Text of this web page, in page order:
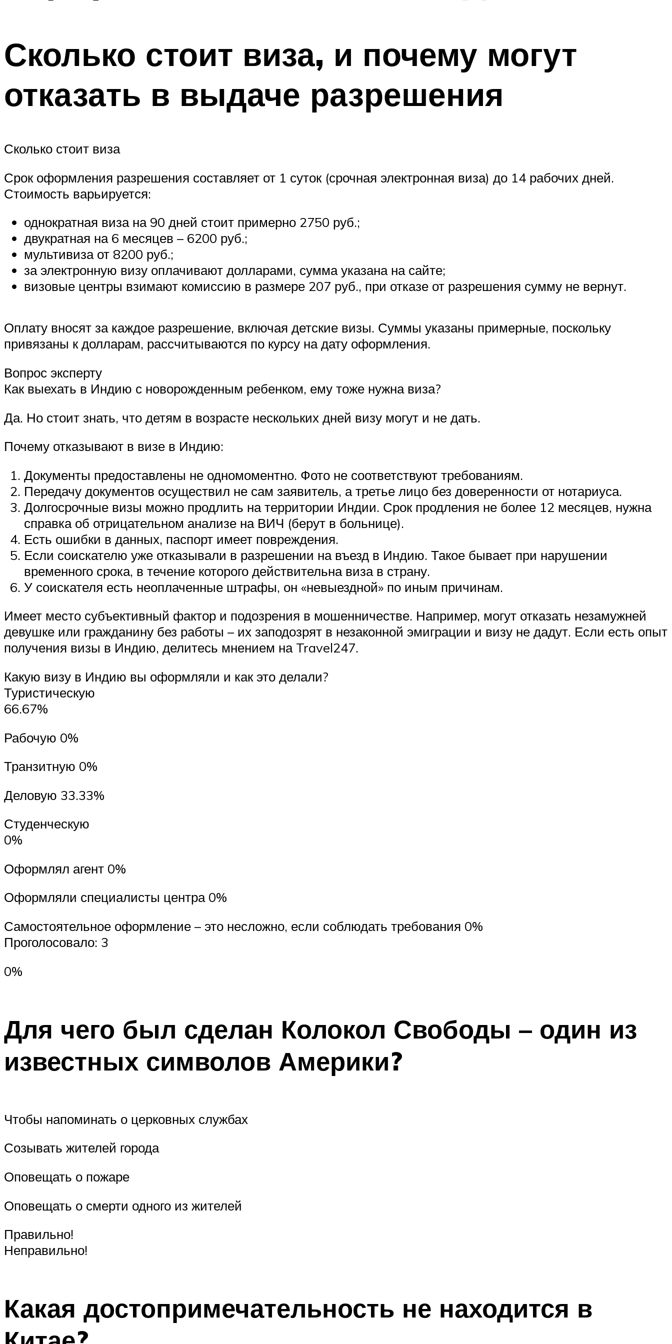
Сколько стоит виза, и почему могут
отказать в выдаче разрешения
Сколько стоит виза
Срок оформления разрешения составляет от 1 суток (срочная электронная виза) до 14 рабочих дней.
Стоимость варьируется:
однократная виза на 90 дней стоит примерно 2750 руб.;
двукратная на 6 месяцев – 6200 руб.;
мультивиза от 8200 руб.;
за электронную визу оплачивают долларами, сумма указана на сайте;
визовые центры взимают комиссию в размере 207 руб., при отказе от разрешения сумму не вернут.
Оплату вносят за каждое разрешение, включая детские визы. Суммы указаны примерные, поскольку
привязаны к долларам, рассчитываются по курсу на дату оформления.
Вопрос эксперту
Как выехать в Индию с новорожденным ребенком, ему тоже нужна виза?
Да. Но стоит знать, что детям в возрасте нескольких дней визу могут и не дать.
Почему отказывают в визе в Индию:
Документы предоставлены не одномоментно. Фото не соответствуют требованиям.
Передачу документов осуществил не сам заявитель, а третье лицо без доверенности от нотариуса.
Долгосрочные визы можно продлить на территории Индии. Срок продления не более 12 месяцев, нужна
справка об отрицательном анализе на ВИЧ (берут в больнице).
Есть ошибки в данных, паспорт имеет повреждения.
Если соискателю уже отказывали в разрешении на въезд в Индию. Такое бывает при нарушении
временного срока, в течение которого действительна виза в страну.
У соискателя есть неоплаченные штрафы, он «невыездной» по иным причинам.
Имеет место субъективный фактор и подозрения в мошенничестве. Например, могут отказать незамужней
девушке или гражданину без работы – их заподозрят в незаконной эмиграции и визу не дадут. Если есть опыт
получения визы в Индию, делитесь мнением на Travel247.
Какую визу в Индию вы оформляли и как это делали?
Туристическую
66.67%
Рабочую 0%
Транзитную 0%
Деловую 33.33%
Студенческую
0%
Оформлял агент 0%
Оформляли специалисты центра 0%
Самостоятельное оформление – это несложно, если соблюдать требования 0%
Проголосовало: 3
0%
Для чего был сделан Колокол Свободы – один из
известных символов Америки?
Чтобы напоминать о церковных службах
Созывать жителей города
Оповещать о пожаре
Оповещать о смерти одного из жителей
Правильно!
Неправильно!
Какая достопримечательность не находится в